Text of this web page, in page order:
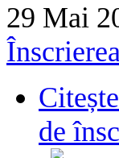
29 Mai
de